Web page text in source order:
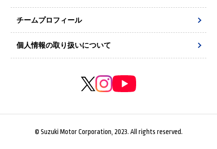
チームプロフィール
個人情報の取り扱いについて
© Suzuki Motor Corporation, 2023. All rights reserved.